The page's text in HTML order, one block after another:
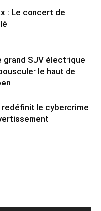
: Le concert de
grand SUV électrique
le haut de
redéfinit le cybercrime